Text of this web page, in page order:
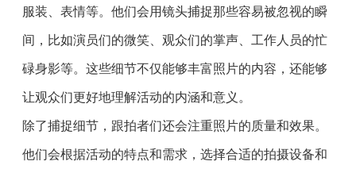
服装、表情等。他们会用镜头捕捉那些容易被忽视的瞬
间，比如演员们的微笑、观众们的掌声、工作人员的忙
碌身影等。这些细节不仅能够丰富照片的内容，还能够
让观众们更好地理解活动的内涵和意义。
除了捕捉细节，跟拍者们还会注重照片的质量和效果。
他们会根据活动的特点和需求，选择合适的拍摄设备和